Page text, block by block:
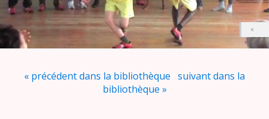
« précédent dans la bibliothèque suivant dans la
bibliothèque »